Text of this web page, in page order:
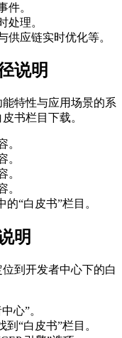
件。
处理。
供应链实时优化等。
说明
特性与应用场景的系
书栏目下载。
。
。
。
。
“白皮书”栏目。
明
到开发者中心下的白
心”。
“白皮书”栏目。